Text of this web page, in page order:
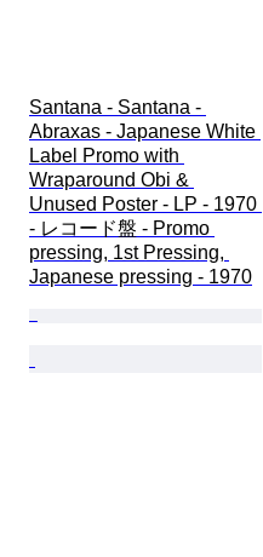
Santana - Santana -
Abraxas - Japanese White
Label Promo with
Wraparound Obi &
Unused Poster - LP - 1970
- レコード盤 - Promo
pressing, 1st Pressing,
Japanese pressing - 1970